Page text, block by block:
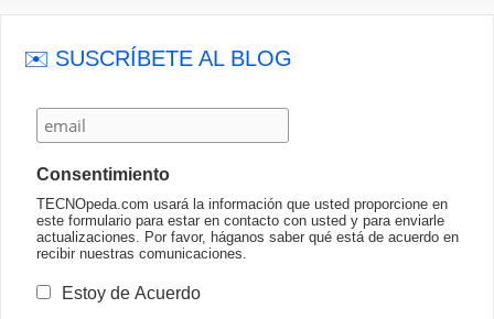
✉️ SUSCRÍBETE AL BLOG
Consentimiento
TECNOpeda.com usará la información que usted proporcione en
este formulario para estar en contacto con usted y para enviarle
actualizaciones. Por favor, háganos saber qué está de acuerdo en
recibir nuestras comunicaciones.
Estoy de Acuerdo